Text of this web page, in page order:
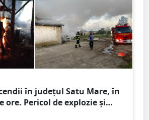
în județul Satu Mare, în
ore. Pericol de explozie și